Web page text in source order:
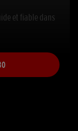
et fiable dans